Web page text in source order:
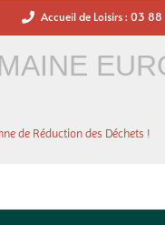
Accueil de Loisirs : 03 88
de Réduction des Déchets !